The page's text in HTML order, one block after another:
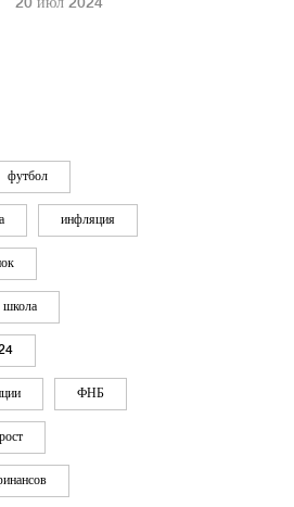
20 июл 2024
футбол
инфляция
школа
ФНБ